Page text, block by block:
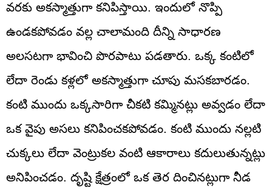
వరకు అకస్మాత్తుగా కనిపిస్తాయి. ఇందులో నొప్పి
ఉండకపోవడం వల్ల చాలామంది దీన్ని సాధారణ
అలసటగా భావించి పొరపాటు పడతారు. ఒక్క కంటిలో
లేదా రెండు కళ్లలో అకస్మాత్తుగా చూపు మసకబారడం.
కంటి ముందు ఒక్కసారిగా చీకటి కమ్మినట్లు అవ్వడం లేదా
ఒక వైపు అసలు కనిపించకపోవడం. కంటి ముందు నల్లటి
చుక్కలు లేదా వెంట్రుకల వంటి ఆకారాలు కదులుతున్నట్లు
అనిపించడం. దృష్టి క్షేత్రంలో ఒక తెర దించినట్లుగా నీడ